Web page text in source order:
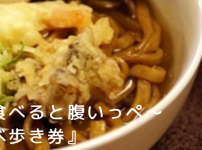
べると腹いっぺ～
歩き券』